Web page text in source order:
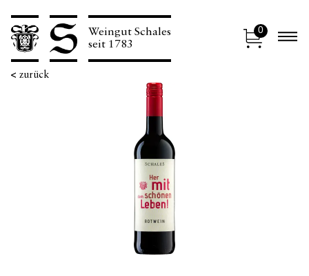
Weingut Schales
seit 1783
0
< zurück